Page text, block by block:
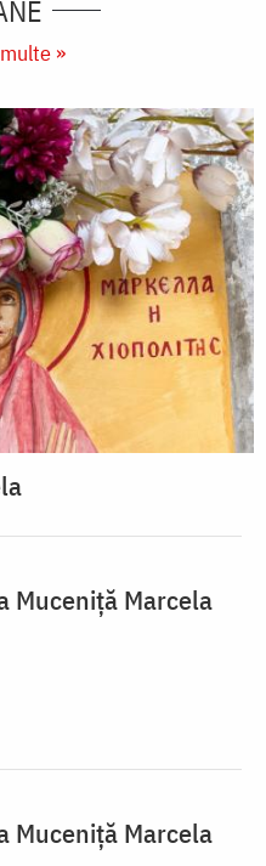
»
Muceniță Marcela
Muceniță Marcela